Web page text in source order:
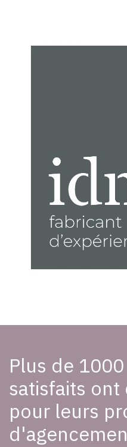
Plus de
satisfaits ont
pour leurs